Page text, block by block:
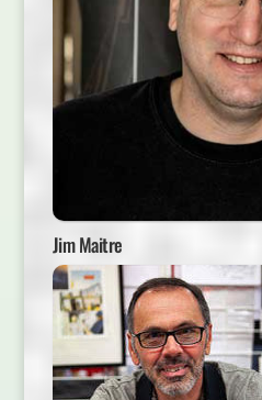
Jim Maitre